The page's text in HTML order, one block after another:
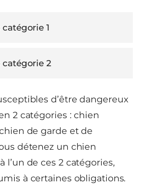
d’être dangereux
2 catégories : chien
de garde et de
détenez un chien
l’un de ces 2 catégories,
à certaines obligations.
1
catégorie 2